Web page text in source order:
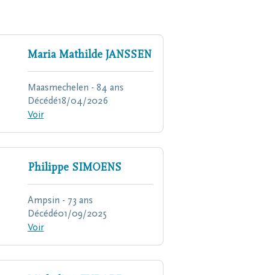
Maria Mathilde JANSSEN
Maasmechelen - 84 ans
Décédé18/04/2026
Voir
Philippe SIMOENS
Ampsin - 73 ans
Décédé01/09/2025
Voir